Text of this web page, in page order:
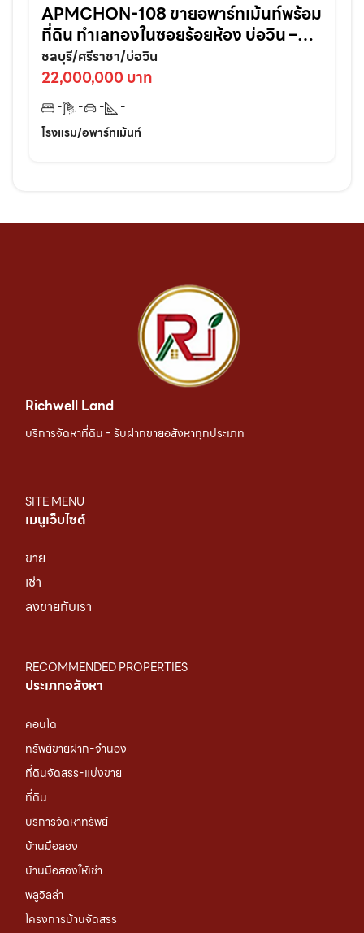
APMCHON-108 ขายอพาร์ทเม้นท์พร้อม
ที่ดิน ทำเลทองในซอยร้อยห้อง บ่อวิน –
ศรีราชา ติดแหล่งชุมชนเหมาะลงทุนต่อย
อดทันที!
ชลบุรี/ศรีราชา/บ่อวิน
22,000,000 บาท
- - -
-
โรงแรม/อพาร์ทเม้นท์
Richwell Land
บริการจัดหาที่ดิน - รับฝากขายอสังหาทุกประเภท
SITE MENU
เมนูเว็บไซต์
ขาย
เช่า
ลงขายกับเรา
RECOMMENDED PROPERTIES
ประเภทอสังหา
คอนโด
ทรัพย์ขายฝาก-จำนอง
ที่ดินจัดสรร-แบ่งขาย
ที่ดิน
บริการจัดหาทรัพย์
บ้านมือสอง
บ้านมือสองให้เช่า
พลูวิลล่า
โครงการบ้านจัดสรร